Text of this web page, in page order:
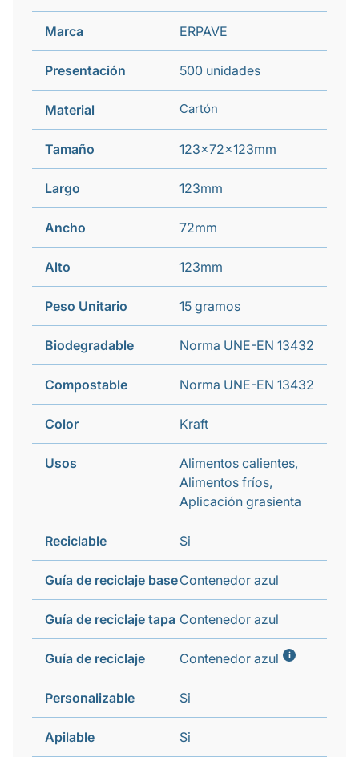
Marca ERPAVE
Presentación 500 unidades
Material Cartón
Tamaño 123x72x123mm
Largo 123mm
Ancho 72mm
Alto 123mm
Peso Unitario 15 gramos
Biodegradable Norma UNE-EN 13432
Compostable Norma UNE-EN 13432
Color Kraft
Usos
Alimentos calientes,
Alimentos fríos,
Aplicación grasienta
Reciclable Si
Guía de reciclaje baseContenedor azul
Guía de reciclaje tapa Contenedor azul
Guía de reciclaje Contenedor azul i
Personalizable Si
Apilable Si